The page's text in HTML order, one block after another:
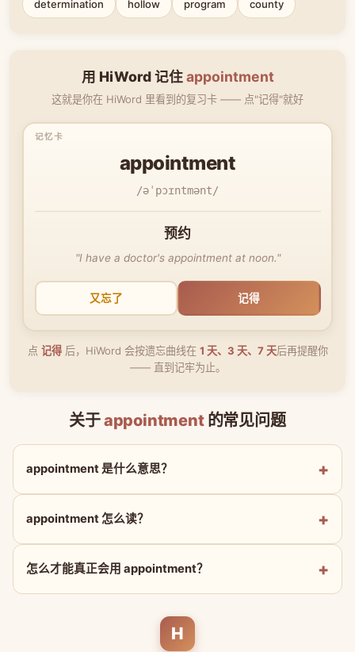
determination hollow program county
用 HiWord 记住appointment
这就是你在 HiWord 里看到的复习卡 —— 点"记得"就好
appointment
/əˈpɔɪntmənt/
预约
"I have a doctor's appointment at noon."
又忘了 记得
点 记得后，HiWord 会按遗忘曲线在 1 天、3 天、7 天后再提醒你
—— 直到记牢为止。
关于appointment的常见问题
appointment 是什么意思？
appointment 怎么读？
怎么才能真正会用 appointment？
H